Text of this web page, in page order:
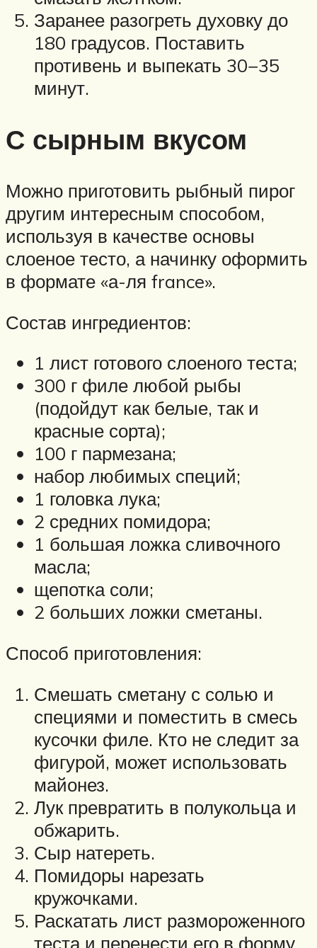
Заранее разогреть духовку до
180 градусов. Поставить
противень и выпекать 30−35
минут.
С сырным вкусом
Можно приготовить рыбный пирог
другим интересным способом,
используя в качестве основы
слоеное тесто, а начинку оформить
в формате «а-ля france».
Состав ингредиентов:
1 лист готового слоеного теста;
300 г филе любой рыбы
(подойдут как белые, так и
красные сорта);
100 г пармезана;
набор любимых специй;
1 головка лука;
2 средних помидора;
1 большая ложка сливочного
масла;
щепотка соли;
2 больших ложки сметаны.
Способ приготовления:
Смешать сметану с солью и
специями и поместить в смесь
кусочки филе. Кто не следит за
фигурой, может использовать
майонез.
Лук превратить в полукольца и
обжарить.
Сыр натереть.
Помидоры нарезать
кружочками.
Раскатать лист размороженного
теста и перенести его в форму